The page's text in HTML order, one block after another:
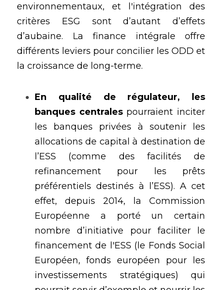
environnementaux, et l'intégration des
critères ESG sont d’autant d’effets
d’aubaine. La finance intégrale offre
différents leviers pour concilier les ODD et
la croissance de long-terme.
En qualité de régulateur, les
banques centrales pourraient inciter
les banques privées à soutenir les
allocations de capital à destination de
l’ESS (comme des facilités de
refinancement pour les prêts
préférentiels destinés à l’ESS). A cet
effet, depuis 2014, la Commission
Européenne a porté un certain
nombre d’initiative pour faciliter le
financement de l'ESS (le Fonds Social
Européen, fonds européen pour les
investissements stratégiques) qui